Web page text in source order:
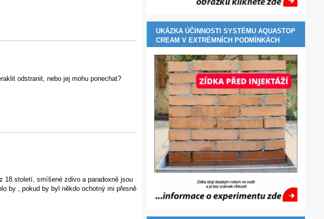
odstranit, nebo jej mohu ponechat?
18.století, smíšené zdivo a paradoxně jsou
by , pokud by byl někdo ochotný mi přesně
UKÁZKA ÚČINNOSTI SYSTÉMU AQUASTOP
CREAM V EXTRÉMNÍCH PODMÍNKÁCH